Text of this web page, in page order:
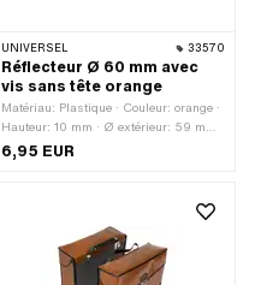
UNIVERSEL 33570
Réflecteur Ø 60 mm avec
vis sans tête orange
Matériau: Plastique · Couleur: orange ·
Hauteur: 10 mm · Ø extérieur: 59 mm ·
Type de fixation: Écrous · Nombre de
points de fixation: 1 pcs
6,95 EUR